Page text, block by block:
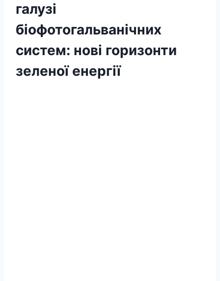
галузі
біофотогальванічних
систем: нові горизонти
зеленої енергії